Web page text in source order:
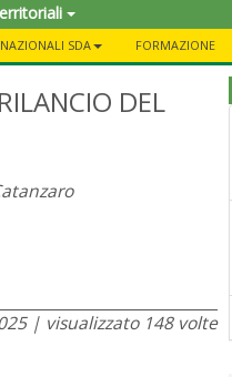
SDA FORMAZIONE
DEL
| visualizzato 148 volte